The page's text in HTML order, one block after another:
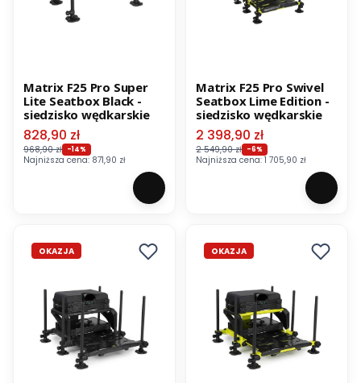
Matrix F25 Pro Super
Lite Seatbox Black -
siedzisko wędkarskie
Cena promocyjna
828,90 zł
968,90 zł -14%
Najniższa cena: 871,90 zł
Matrix F25 Pro Swivel
Seatbox Lime Edition -
siedzisko wędkarskie
Cena promocyjna
2 398,90 zł
2 549,90 zł -6%
Najniższa cena: 1 705,90 zł
OKAZJA OKAZJA